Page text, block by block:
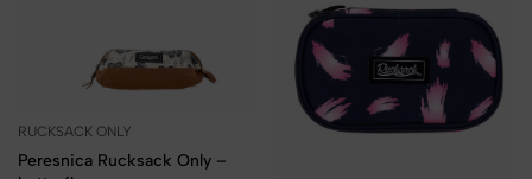
RUCKSACK ONLY
Peresnica Rucksack Only –